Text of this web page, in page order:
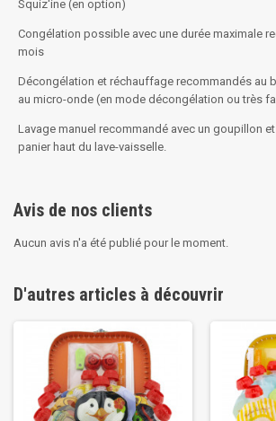
Squiz'ine (en option)
Congélation possible avec une durée maximale
mois
Décongélation et réchauffage recommandés au
au micro-onde (en mode décongélation ou très
Lavage manuel recommandé avec un goupillon
panier haut du lave-vaisselle.
Avis de nos clients
Aucun avis n'a été publié pour le moment.
D'autres articles à découvrir